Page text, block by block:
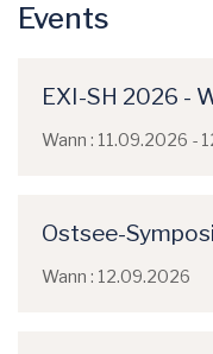
Events
EXI-SH 2026 -
Wann : 11.09.2026 -
Ostsee-
Wann : 12.09.2026